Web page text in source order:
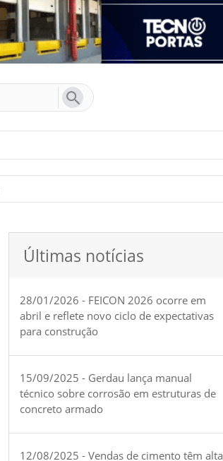
Últimas notícias
28/01/2026 - FEICON 2026 ocorre em
abril e reflete novo ciclo de expectativas
para construção
15/09/2025 - Gerdau lança manual
técnico sobre corrosão em estruturas de
concreto armado
12/08/2025 - Vendas de cimento têm alta